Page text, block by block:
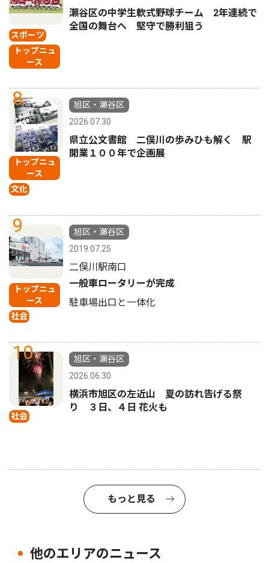
スポーツ
トップニュ
ース
瀬谷区の中学生軟式野球チーム 2年連続で
全国の舞台へ 堅守で勝利狙う
8
トップニュ
ース
文化
旭区・瀬谷区
2026.07.30
県立公文書館 二俣川の歩みひも解く 駅
開業１００年で企画展
9
トップニュ
ース
社会
旭区・瀬谷区
2019.07.25
二俣川駅南口
一般車ロータリーが完成
駐車場出口と一体化
10
社会
旭区・瀬谷区
2026.06.30
横浜市旭区の左近山 夏の訪れ告げる祭
り ３日、４日 花火も
もっと見る
他のエリアのニュース